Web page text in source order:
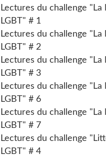
Lectures du challenge
LGBT" # 1
Lectures du challenge
LGBT" # 2
Lectures du challenge
LGBT" # 3
Lectures du challenge
LGBT" # 6
Lectures du challenge
LGBT" # 7
Lectures du challenge
LGBT" # 4